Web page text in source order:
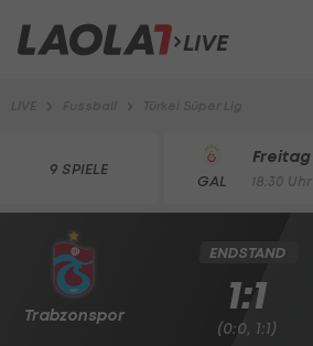
LIVE
LIVE Fussball Türkei Süper Lig
9 SPIELE
GAL
Freitag
18:30 Uhr
Trabzonspor
ENDSTAND
1:1
(0:0, 1:1)